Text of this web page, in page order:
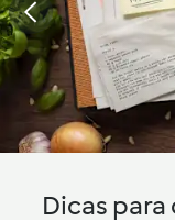
Dicas